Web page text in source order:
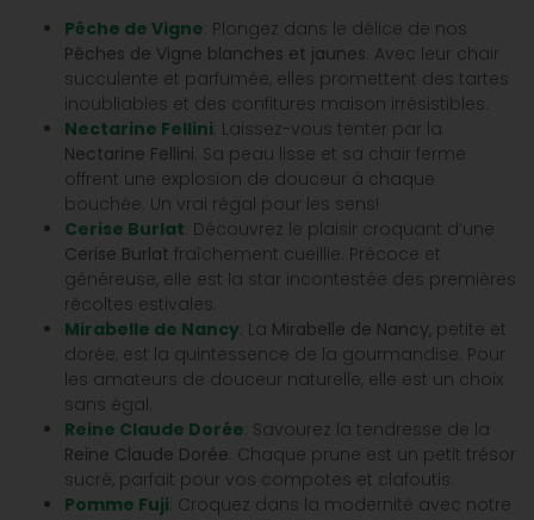
Pêche de Vigne : Plongez dans le délice de nos
Pêches de Vigne blanches et jaunes . Avec leur chair
succulente et parfumée, elles promettent des tartes
inoubliables et des confitures maison irrésistibles.
Nectarine Fellini : Laissez-vous tenter par la
Nectarine Fellini . Sa peau lisse et sa chair ferme
offrent une explosion de douceur à chaque
bouchée. Un vrai régal pour les sens!
Cerise Burlat : Découvrez le plaisir croquant d’une
Cerise Burlat fraîchement cueillie. Précoce et
généreuse, elle est la star incontestée des premières
récoltes estivales.
Mirabelle de Nancy : La Mirabelle de Nancy, petite et
dorée, est la quintessence de la gourmandise. Pour
les amateurs de douceur naturelle, elle est un choix
sans égal.
Reine Claude Dorée : Savourez la tendresse de la
Reine Claude Dorée . Chaque prune est un petit trésor
sucré, parfait pour vos compotes et clafoutis.
Pomme Fuji : Croquez dans la modernité avec notre